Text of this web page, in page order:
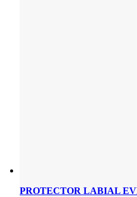
PROTECTOR LABIAL